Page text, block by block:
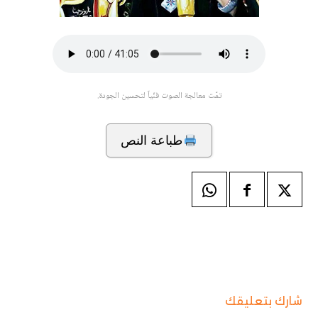
تمّت معالجة الصوت فنّياً لتحسين الجودة.
طباعة النص
شارك بتعليقك